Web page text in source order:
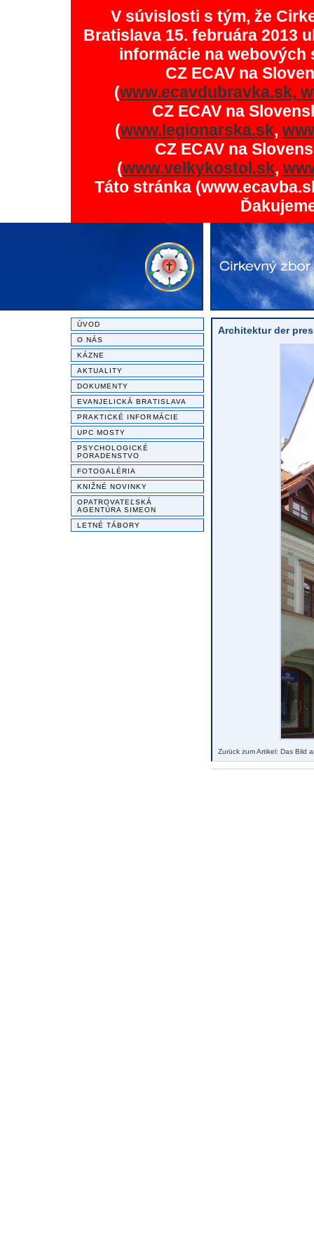
V súvislosti s tým, že
Bratislava 15. februára 2013
informácie na
CZ ECAV na
(www.ecavdubravka.sk,
CZ ECAV na
(www.legionarska.sk,
CZ ECAV na
(www.velkykostol.sk,
Táto stránka
ÚVOD
O NÁS
KÁZNE
AKTUALITY
DOKUMENTY
EVANJELICKÁ BRATISLAVA
PRAKTICKÉ INFORMÁCIE
UPC MOSTY
PSYCHOLOGICKÉ
PORADENSTVO
FOTOGALÉRIA
KNIŽNÉ NOVINKY
OPATROVATEĽSKÁ
AGENTÚRA SIMEON
LETNÉ TÁBORY
Architektur der
Zurück zum Artikel: Das Bild